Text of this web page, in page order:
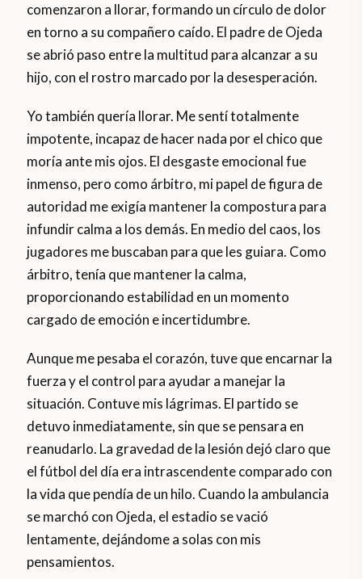
comenzaron a llorar, formando un círculo de dolor
en torno a su compañero caído. El padre de Ojeda
se abrió paso entre la multitud para alcanzar a su
hijo, con el rostro marcado por la desesperación.
Yo también quería llorar. Me sentí totalmente
impotente, incapaz de hacer nada por el chico que
moría ante mis ojos. El desgaste emocional fue
inmenso, pero como árbitro, mi papel de figura de
autoridad me exigía mantener la compostura para
infundir calma a los demás. En medio del caos, los
jugadores me buscaban para que les guiara. Como
árbitro, tenía que mantener la calma,
proporcionando estabilidad en un momento
cargado de emoción e incertidumbre.
Aunque me pesaba el corazón, tuve que encarnar la
fuerza y el control para ayudar a manejar la
situación. Contuve mis lágrimas. El partido se
detuvo inmediatamente, sin que se pensara en
reanudarlo. La gravedad de la lesión dejó claro que
el fútbol del día era intrascendente comparado con
la vida que pendía de un hilo. Cuando la ambulancia
se marchó con Ojeda, el estadio se vació
lentamente, dejándome a solas con mis
pensamientos.